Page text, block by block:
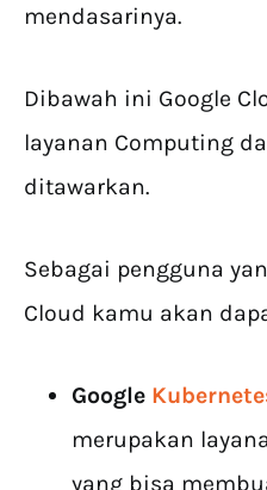
mendasarinya.
Dibawah ini Google
layanan Computing
ditawarkan.
Sebagai pengguna
Cloud kamu akan
Google
merupakan
yang bisa